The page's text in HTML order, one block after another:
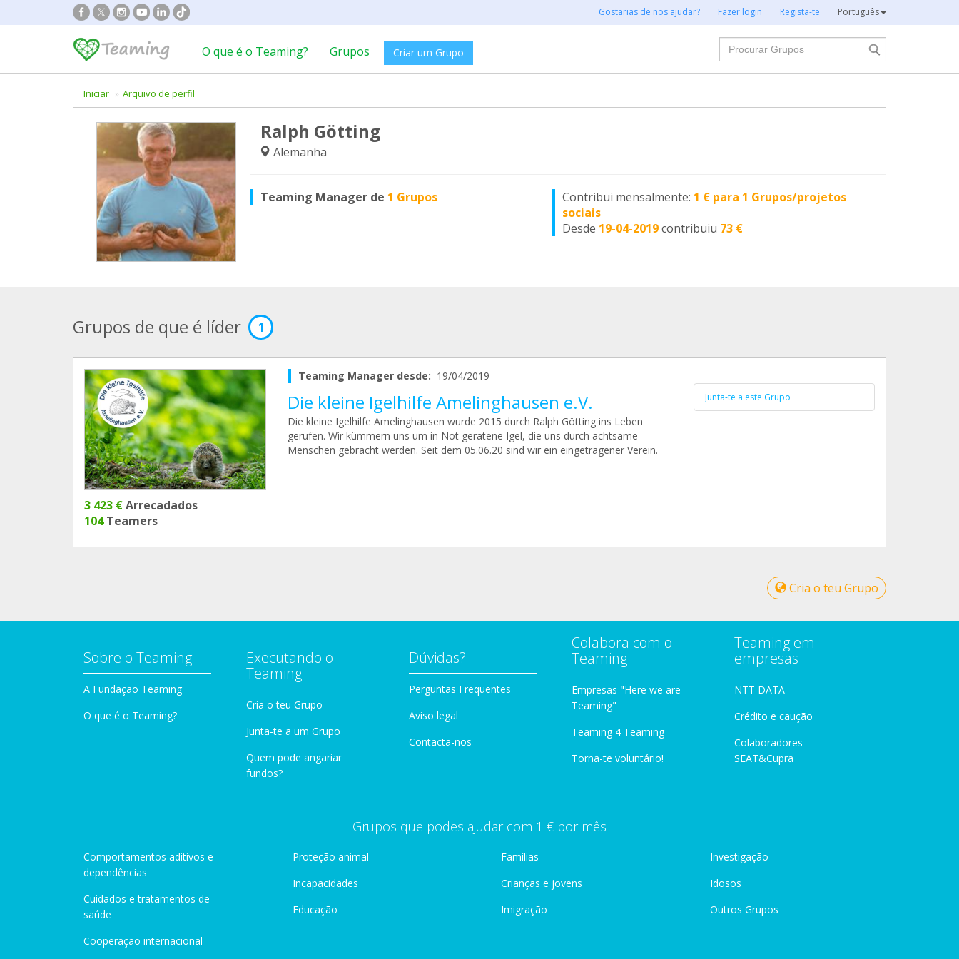
Gostarias de nos ajudar? Fazer login Regista-te Português
O que é o Teaming? Grupos Criar um Grupo
Procurar
Iniciar Arquivo de perfil
Ralph Götting
Alemanha
Teaming Manager de 1 Grupos Contribui mensalmente: 1 € para 1 Grupos/projetos
sociais
Desde 19-04-2019contribuiu 73 €
Grupos de que é líder 1
3 423 €Arrecadados
104Teamers
Teaming Manager desde: 19/04/2019
Die kleine Igelhilfe Amelinghausen e.V.
Die kleine Igelhilfe Amelinghausen wurde 2015 durch Ralph Götting ins Leben
gerufen. Wir kümmern uns um in Not geratene Igel, die uns durch achtsame
Menschen gebracht werden. Seit dem 05.06.20 sind wir ein eingetragener Verein.
Junta-te a este Grupo
Cria o teu Grupo
Sobre o Teaming
A Fundação Teaming
O que é o Teaming?
Executando o
Teaming
Cria o teu Grupo
Junta-te a um Grupo
Quem pode angariar
fundos?
Dúvidas?
Perguntas Frequentes
Aviso legal
Contacta-nos
Colabora com o
Teaming
Empresas "Here we are
Teaming"
Teaming 4 Teaming
Torna-te voluntário!
Teaming em
empresas
NTT DATA
Crédito e caução
Colaboradores
SEAT&Cupra
Grupos que podes ajudar com 1 € por mês
Comportamentos aditivos e
dependências
Cuidados e tratamentos de
saúde
Cooperação internacional
Proteção animal
Incapacidades
Educação
Famílias
Crianças e jovens
Imigração
Investigação
Idosos
Outros Grupos